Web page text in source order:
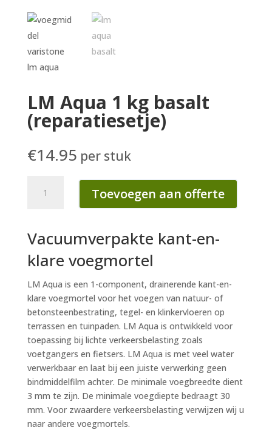
LM Aqua 1 kg basalt
(reparatiesetje)
€14.95 per stuk
Aqua
basalt
(reparatiesetje)
aantal
Toevoegen aan offerte
Vacuumverpakte kant-en-
klare voegmortel
LM Aqua is een 1-component, drainerende kant-en-
klare voegmortel voor het voegen van natuur- of
betonsteenbestrating, tegel- en klinkervloeren op
terrassen en tuinpaden. LM Aqua is ontwikkeld voor
toepassing bij lichte verkeersbelasting zoals
voetgangers en fietsers. LM Aqua is met veel water
verwerkbaar en laat bij een juiste verwerking geen
bindmiddelfilm achter. De minimale voegbreedte dient
3 mm te zijn. De minimale voegdiepte bedraagt 30
mm. Voor zwaardere verkeersbelasting verwijzen wij u
naar andere voegmortels.